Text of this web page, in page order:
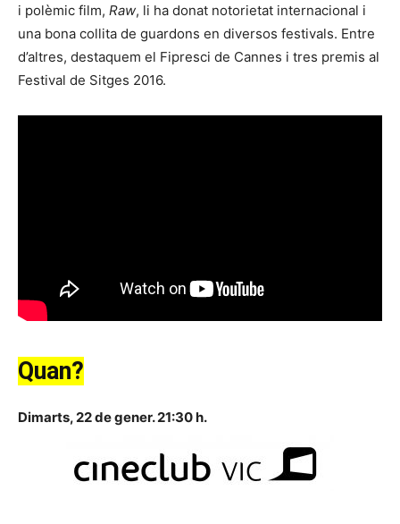
i polèmic film, Raw, li ha donat notorietat internacional i
una bona collita de guardons en diversos festivals. Entre
d’altres, destaquem el Fipresci de Cannes i tres premis al
Festival de Sitges 2016.
Quan?
Dimarts, 22 de gener. 21:30 h.